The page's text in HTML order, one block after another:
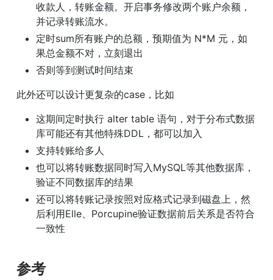
收款人，转账金额。开启事务修改两个账户余额，
并记录转账流水。
定时sum所有账户的总额，预期值为 N*M 元，如
果总金额不对，立刻退出
否则等到测试时间结束
此外还可以设计更复杂的case，比如
这期间定时执行 alter table 语句，对于分布式数据
库可能还有其他特殊DDL，都可以加入
支持转账给多人
也可以将转账数据同时写入MySQL等其他数据库，
验证不同数据库的结果
还可以将转账记录按照对应格式记录到磁盘上，然
后利用Elle、Porcupine验证数据前后关系是否符合
一致性
参考